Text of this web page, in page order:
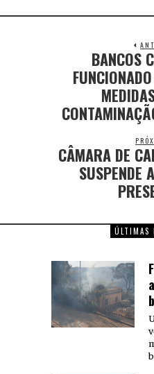
BANCOS
CÂMARA DE
SUSPENDE
ÚLTIMAS